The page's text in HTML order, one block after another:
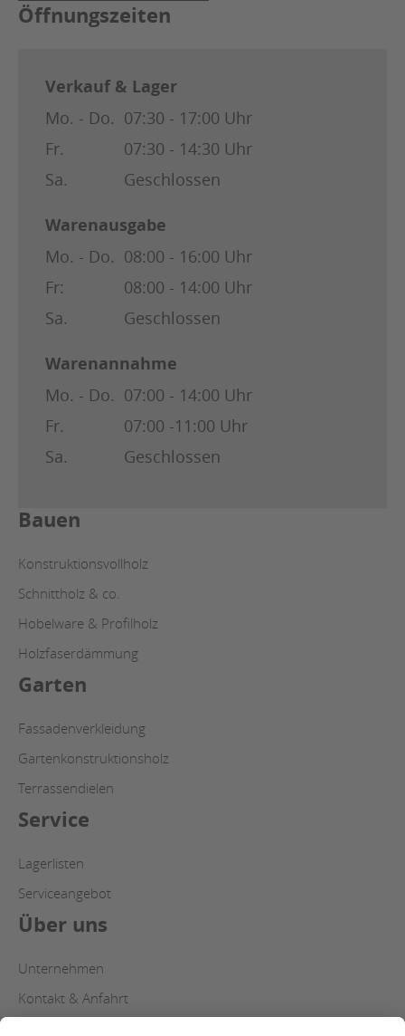
Öffnungszeiten
Verkauf & Lager
Mo. - Do. 07:30 - 17:00 Uhr
Fr.
07:30 - 14:30 Uhr
Sa.
Geschlossen
Warenausgabe
Mo. - Do. 08:00 - 16:00 Uhr
Fr:
08:00 - 14:00 Uhr
Sa.
Geschlossen
Warenannahme
Mo. - Do. 07:00 - 14:00 Uhr
Fr.
07:00 -11:00 Uhr
Sa.
Geschlossen
Bauen
Konstruktionsvollholz
Schnittholz & co.
Hobelware & Profilholz
Holzfaserdämmung
Garten
Fassadenverkleidung
Gartenkonstruktionsholz
Terrassendielen
Service
Lagerlisten
Serviceangebot
Über uns
Unternehmen
Kontakt & Anfahrt